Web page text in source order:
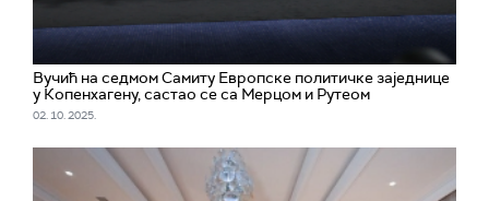
Вучић на седмом Самиту Европске политичке заједнице
у Копенхагену, састао се са Мерцом и Рутеом
02. 10. 2025.